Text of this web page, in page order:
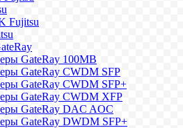
Fujitsu
GateRay 100MB
GateRay CWDM SFP
GateRay CWDM SFP+
GateRay CWDM XFP
GateRay DAC AOC
GateRay DWDM SFP+